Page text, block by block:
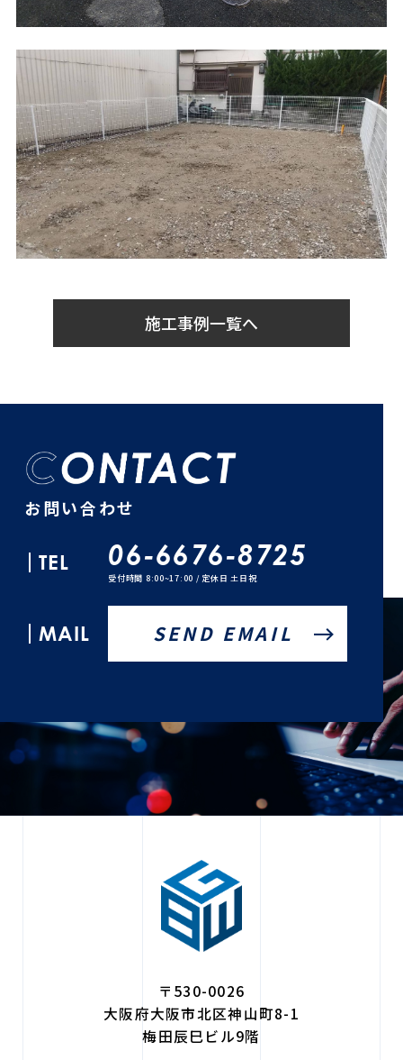
施工事例一覧へ
お問い合わせ
TEL 06-6676-8725
受付時間 8:00~17:00 / 定休日 土日祝
MAIL
〒530-0026
大阪府大阪市北区神山町8-1
梅田辰巳ビル9階